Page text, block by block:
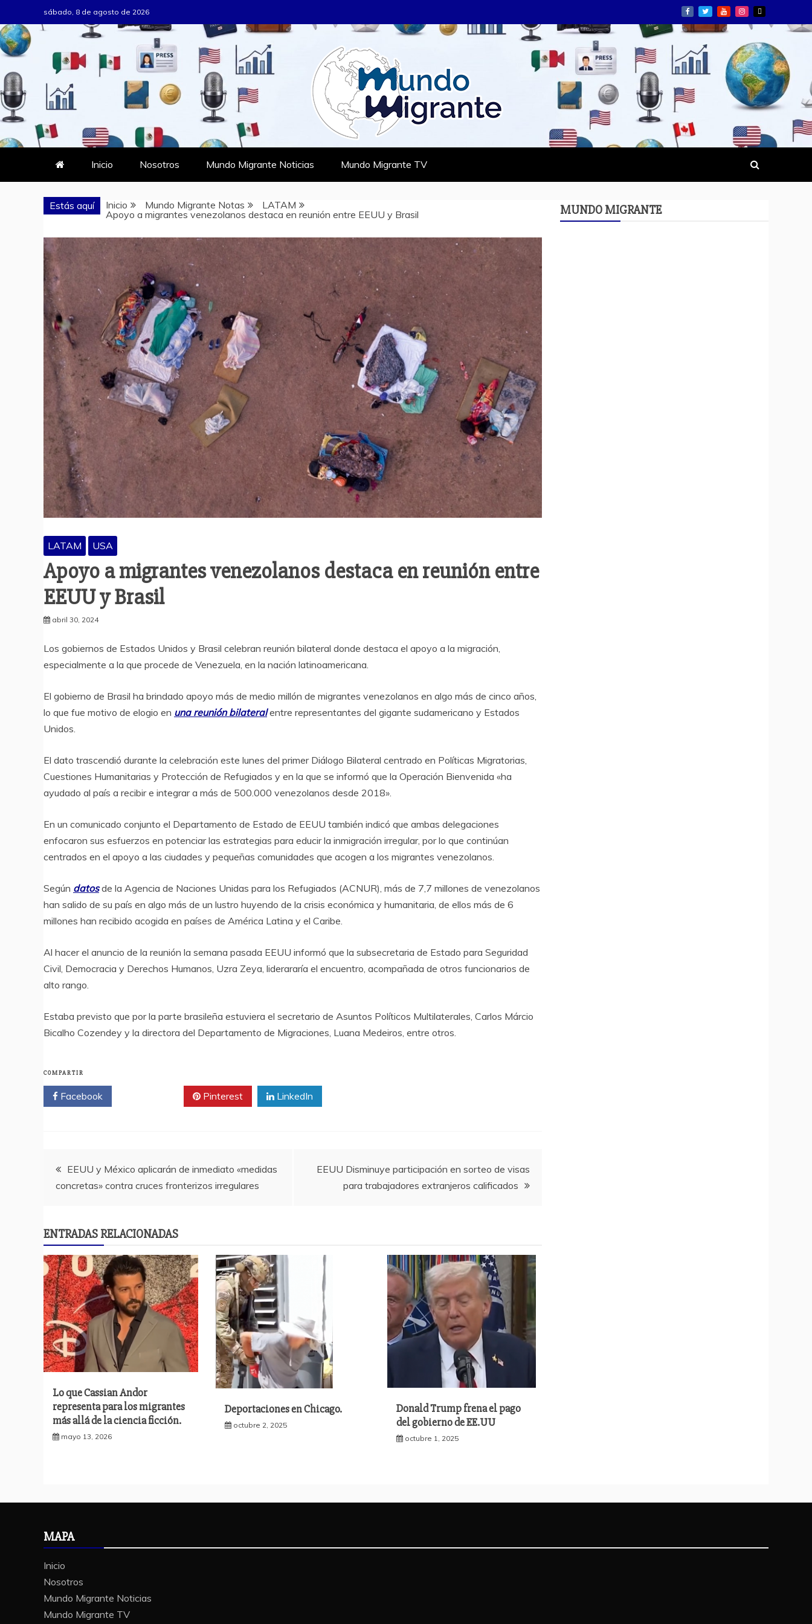
al
contenido
sábado, 8 de agosto de 2026
MUNDO MIGRANTE
DONDE TODOS SOMOS MIGRANTES
Inicio Nosotros Mundo Migrante Noticias Mundo Migrante TV
Estás aquí Inicio Mundo Migrante Notas
LATAM
Apoyo a migrantes venezolanos destaca en reunión entre EEUU y Brasil
LATAM USA
Apoyo a migrantes venezolanos destaca en reunión entre
EEUU y Brasil
abril 30, 2024
Los gobiernos de Estados Unidos y Brasil celebran reunión bilateral donde destaca el apoyo a la migración,
especialmente a la que procede de Venezuela, en la nación latinoamericana.
El gobierno de Brasil ha brindado apoyo más de medio millón de migrantes venezolanos en algo más de cinco años,
lo que fue motivo de elogio en una reunión bilateralentre representantes del gigante sudamericano y Estados
Unidos.
El dato trascendió durante la celebración este lunes del primer Diálogo Bilateral centrado en Políticas Migratorias,
Cuestiones Humanitarias y Protección de Refugiados y en la que se informó que la Operación Bienvenida «ha
ayudado al país a recibir e integrar a más de 500.000 venezolanos desde 2018».
En un comunicado conjunto el Departamento de Estado de EEUU también indicó que ambas delegaciones
enfocaron sus esfuerzos en potenciar las estrategias para educir la inmigración irregular, por lo que continúan
centrados en el apoyo a las ciudades y pequeñas comunidades que acogen a los migrantes venezolanos.
Según datosde la Agencia de Naciones Unidas para los Refugiados (ACNUR), más de 7,7 millones de venezolanos
han salido de su país en algo más de un lustro huyendo de la crisis económica y humanitaria, de ellos más de 6
millones han recibido acogida en países de América Latina y el Caribe.
Al hacer el anuncio de la reunión la semana pasada EEUU informó que la subsecretaria de Estado para Seguridad
Civil, Democracia y Derechos Humanos, Uzra Zeya, liderararía el encuentro, acompañada de otros funcionarios de
alto rango.
Estaba previsto que por la parte brasileña estuviera el secretario de Asuntos Políticos Multilaterales, Carlos Márcio
Bicalho Cozendey y la directora del Departamento de Migraciones, Luana Medeiros, entre otros.
COMPARTIR
Facebook Pinterest LinkedIn
Navegación
de
entradas
EEUU y México aplicarán de inmediato «medidas
concretas» contra cruces fronterizos irregulares
EEUU Disminuye participación en sorteo de visas
para trabajadores extranjeros calificados
ENTRADAS RELACIONADAS
Lo que Cassian Andor
representa para los migrantes
más allá de la ciencia ficción.
mayo 13, 2026
Deportaciones en Chicago.
octubre 2, 2025
Donald Trump frena el pago
del gobierno de EE.UU
octubre 1, 2025
MUNDO MIGRANTE
MAPA
Inicio
Nosotros
Mundo Migrante Noticias
Mundo Migrante TV